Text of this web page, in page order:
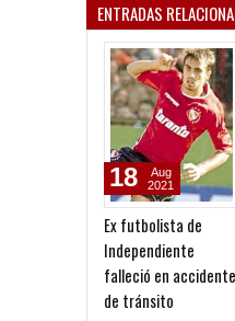
ENTRADAS
Ex futbolista de
Independiente
falleció en accidente
de tránsito
18
Aug
2021